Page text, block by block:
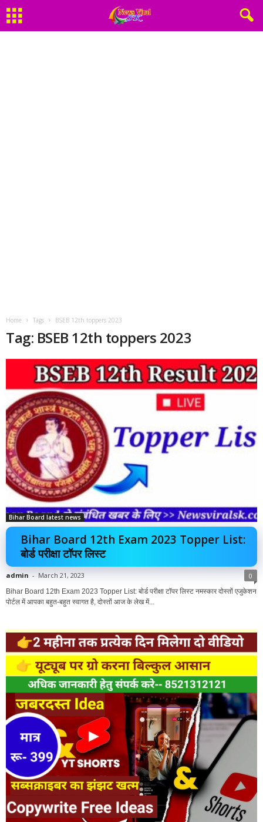
Home Tags BSEB 12th toppers 2023
Tag: BSEB 12th toppers 2023
Bihar Board latest news
Bihar Board 12th Exam 2023 Topper List:
बोर्ड परीक्षा टॉपर लिस्ट
admin - March 21, 2023 0
Bihar Board 12th Exam 2023 Topper List: बोर्ड परीक्षा टॉपर लिस्ट नमस्कार दोस्तों एजुकेशन
पोर्टल में आपका बहुत-बहुत स्वागत है, दोस्तों आज के लेख में...